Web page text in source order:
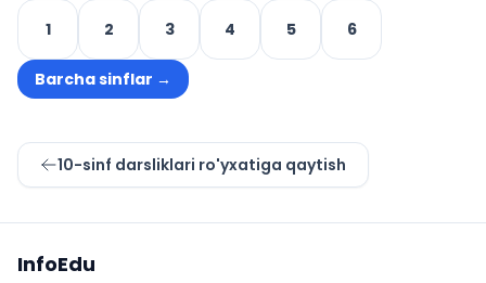
1 2 3 4 5 6
Barcha sinflar →
10-sinf darsliklari ro'yxatiga qaytish
InfoEdu